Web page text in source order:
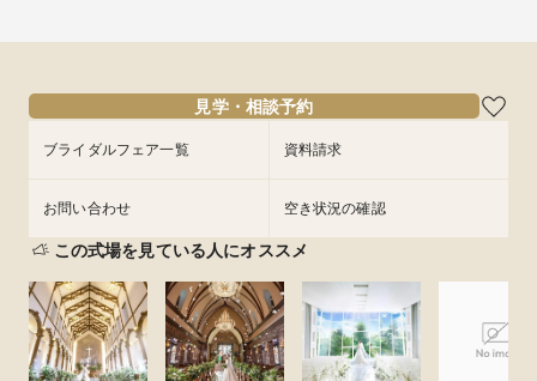
見学・相談予約
ブライダルフェア一覧 資料請求
お問い合わせ 空き状況の確認
この式場を見ている人にオススメ